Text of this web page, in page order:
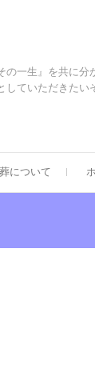
一生』を共に
ていただきたい
について